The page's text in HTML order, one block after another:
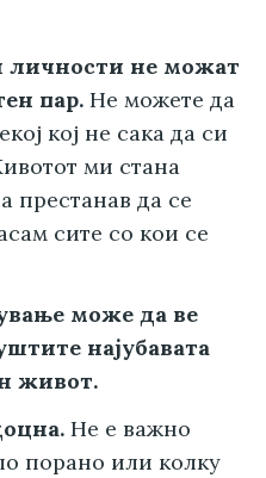
личности не можат
пар. Не можете да
кој не сака да си
ми стана
престанав да се
сите со кои се
може да ве
најубавата
живот.
Не е важно
порано или колку